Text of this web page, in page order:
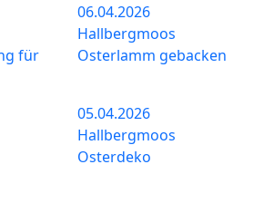
für
06.04.2026
Hallbergmoos
Osterlamm gebacken
05.04.2026
Hallbergmoos
Osterdeko